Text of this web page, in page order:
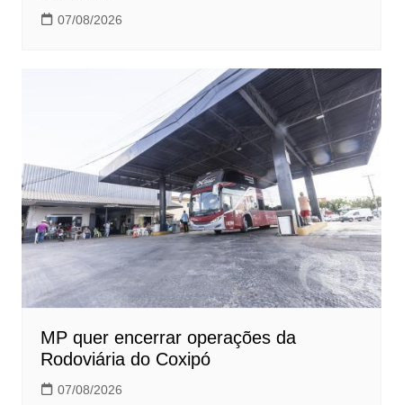
07/08/2026
MP quer encerrar operações da
Rodoviária do Coxipó
07/08/2026